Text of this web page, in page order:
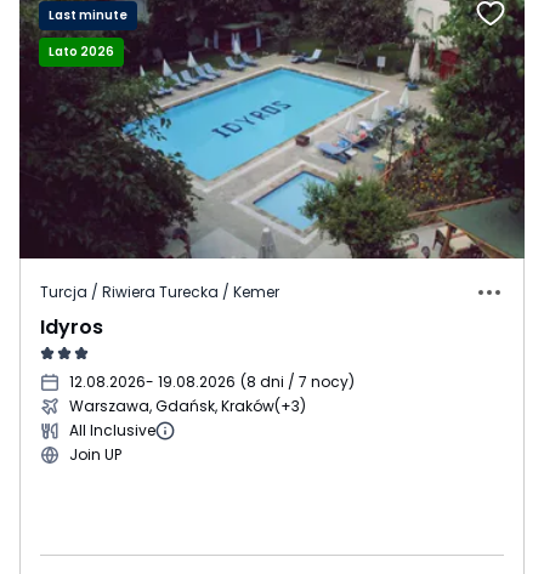
Last minute
Lato 2026
Turcja / Riwiera Turecka / Kemer
Idyros
12.08.2026- 19.08.2026 (8 dni / 7 nocy)
Warszawa, Gdańsk, Kraków(+3)
All Inclusive
Join UP